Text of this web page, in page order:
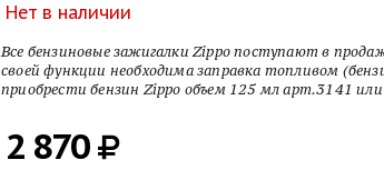
Нет в наличии
Все бензиновые зажигалки Zippo поступают в
своей функции необходима заправка топливом
приобрести бензин Zippo объем 125 мл арт.3141
2 870